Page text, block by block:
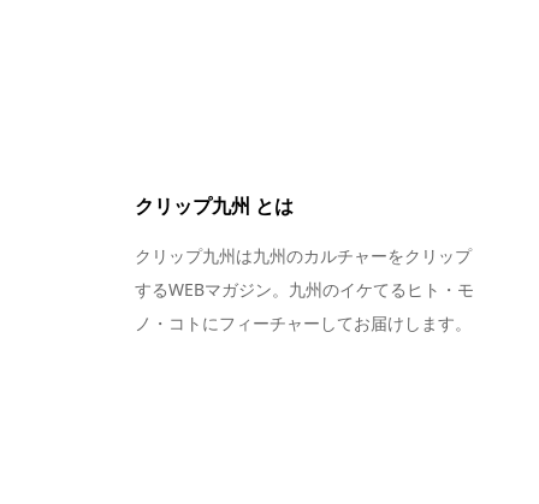
クリップ九州 とは
クリップ九州は九州のカルチャーをクリップ
するWEBマガジン。九州のイケてるヒト・モ
ノ・コトにフィーチャーしてお届けします。